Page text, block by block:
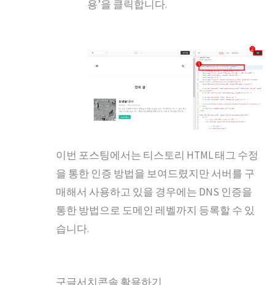
용’을 클릭합니다.
이번 포스팅에서는 티스토리 HTML 태그 수정
을 통한 인증 방법을 보여드렸지만 서버를 구
매해서 사용하고 있을 경우에는 DNS 인증을
통한 방법으로 도메인 레벨까지 등록할 수 있
습니다.
구글서치콘솔 활용하기